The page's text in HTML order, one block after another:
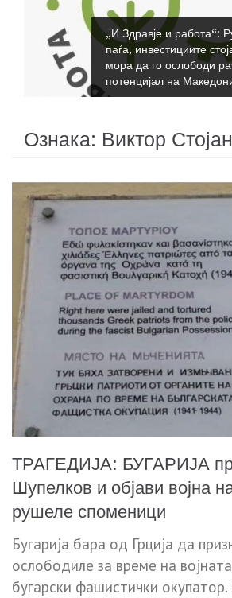
„И Здравје и работа“:
паѓа, инвестициите
мора да го ослободи
потенцијал на
Ознака: Виктор
ТРАГЕДИЈА: БУГАРИЈА
Шупелков и објави војна
рушеле споменици
Бугарија бара од Грција да
ослободиле за време на
бугарски фашистички